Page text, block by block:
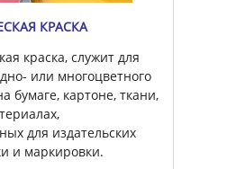
КРАСКА
краска, служит для
или многоцветного
бумаге, картоне, ткани,
для издательских
и маркировки.